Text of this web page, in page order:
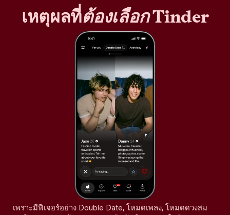
เหตุผลที่ต้องเลือกTinder
เพราะมีฟีเจอร์อย่าง Double Date, โหมดเพลง, โหมดดวงสม